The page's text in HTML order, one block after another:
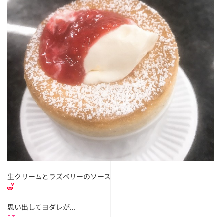
生クリームとラズベリーのソース
思い出してヨダレが...